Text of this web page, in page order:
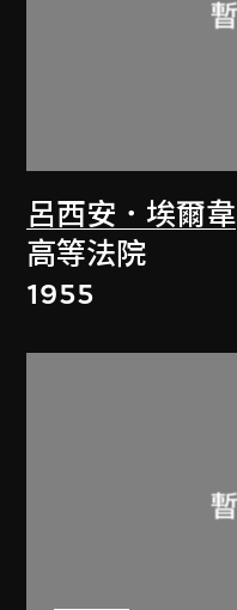
呂西安．埃爾韋
高等法院
1955